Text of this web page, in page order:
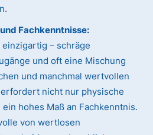
Fachkenntnisse:
– schräge
und oft eine Mischung
und manchmal wertvollen
nicht nur physische
hohes Maß an Fachkenntnis.
von wertlosen